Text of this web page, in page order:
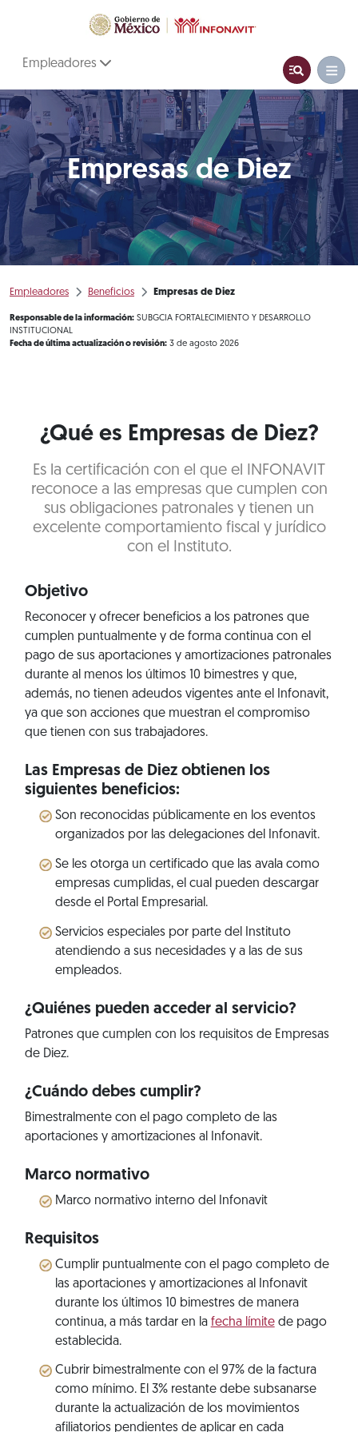
Empleadores
Empresas de Diez
Empleadores Beneficios Empresas de Diez
Responsable de la información: SUBGCIA FORTALECIMIENTO Y DESARROLLO
INSTITUCIONAL
Fecha de última actualización o revisión: 3 de agosto 2026
¿Qué es Empresas de Diez?
Es la certificación con el que el INFONAVIT
reconoce a las empresas que cumplen con
sus obligaciones patronales y tienen un
excelente comportamiento fiscal y jurídico
con el Instituto.
Objetivo
Reconocer y ofrecer beneficios a los patrones que
cumplen puntualmente y de forma continua con el
pago de sus aportaciones y amortizaciones patronales
durante al menos los últimos 10 bimestres y que,
además, no tienen adeudos vigentes ante el Infonavit,
ya que son acciones que muestran el compromiso
que tienen con sus trabajadores.
Las Empresas de Diez obtienen los
siguientes beneficios:
Son reconocidas públicamente en los eventos
organizados por las delegaciones del Infonavit.
Se les otorga un certificado que las avala como
empresas cumplidas, el cual pueden descargar
desde el Portal Empresarial.
Servicios especiales por parte del Instituto
atendiendo a sus necesidades y a las de sus
empleados.
¿Quiénes pueden acceder al servicio?
Patrones que cumplen con los requisitos de Empresas
de Diez.
¿Cuándo debes cumplir?
Bimestralmente con el pago completo de las
aportaciones y amortizaciones al Infonavit.
Marco normativo
Marco normativo interno del Infonavit
Requisitos
Cumplir puntualmente con el pago completo de
las aportaciones y amortizaciones al Infonavit
durante los últimos 10 bimestres de manera
continua, a más tardar en la fecha límitede pago
establecida.
Cubrir bimestralmente con el 97% de la factura
como mínimo. El 3% restante debe subsanarse
durante la actualización de los movimientos
afiliatorios pendientes de aplicar en cada